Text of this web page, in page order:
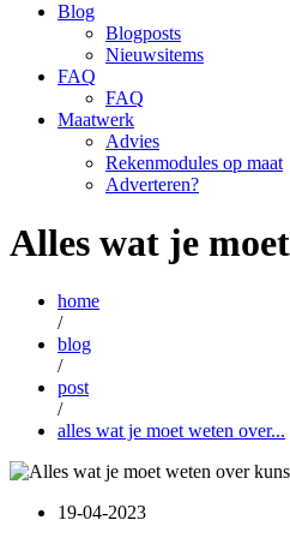
Blog
Blogposts
Nieuwsitems
FAQ
FAQ
Maatwerk
Advies
Rekenmodules op maat
Adverteren?
Alles wat je
home
/
blog
/
post
/
alles wat je moet weten over...
19-04-2023